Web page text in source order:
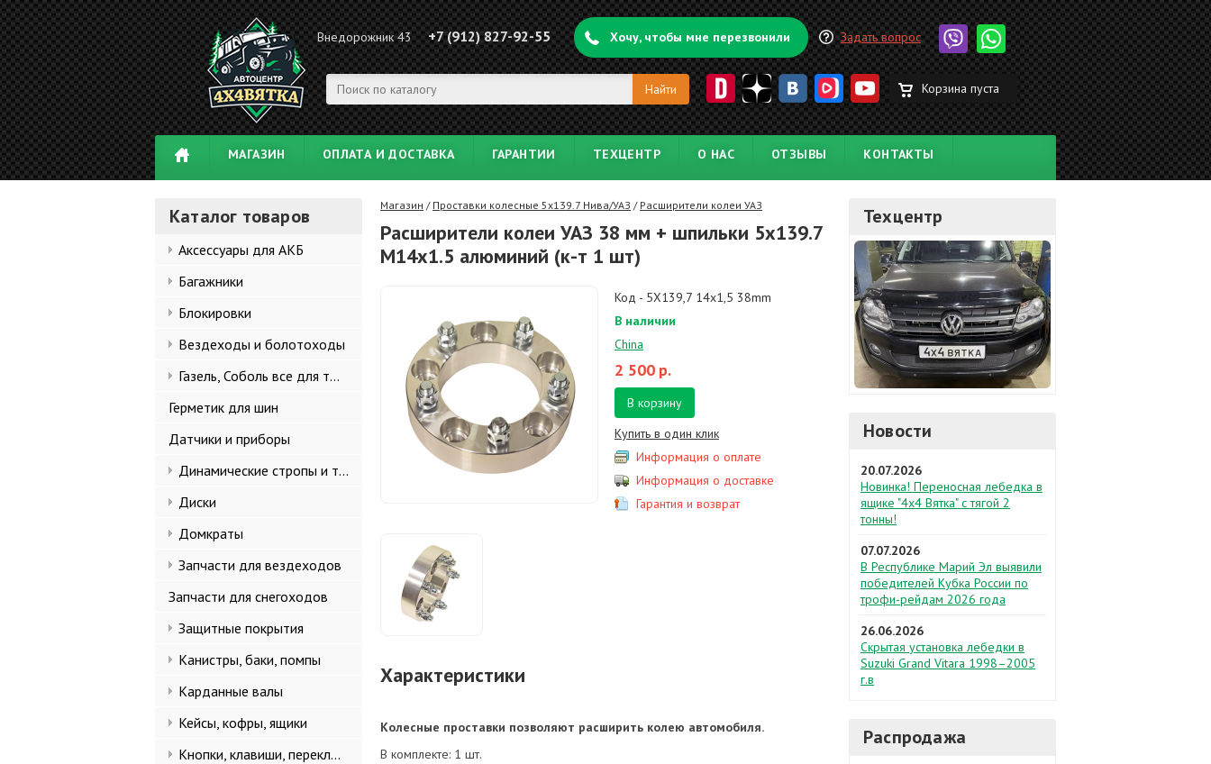
Внедорожник 43 +7 (912) 827-92-55 Хочу, чтобы мне перезвонили Задать вопрос
Корзина пуста
МАГАЗИН ОПЛАТА И ДОСТАВКА ГАРАНТИИ ТЕХЦЕНТР О НАС ОТЗЫВЫ КОНТАКТЫ
Каталог товаров
Аксессуары для АКБ
Багажники
Блокировки
Вездеходы и болотоходы
Газель, Соболь все для тюнинга
Герметик для шин
Датчики и приборы
Динамические стропы и такелаж
Диски
Домкраты
Запчасти для вездеходов
Запчасти для снегоходов
Защитные покрытия
Канистры, баки, помпы
Карданные валы
Кейсы, кофры, ящики
Кнопки, клавиши, переключатели
Магазин / Проставки колесные 5х139.7 Нива/УАЗ / Расширители колеи УАЗ
Расширители колеи УАЗ 38 мм + шпильки 5х139.7
М14х1.5 алюминий (к-т 1 шт)
Код - 5X139,7 14x1,5 38mm
В наличии
China
2 500 р.
В корзину
Купить в один клик
Информация о оплате
Информация о доставке
Гарантия и возврат
Характеристики
Колесные проставки позволяют расширить колею автомобиля.
В комплекте: 1 шт.
Техцентр
Новости
20.07.2026
Новинка! Переносная лебедка в
ящике "4х4 Вятка" с тягой 2
тонны!
07.07.2026
В Республике Марий Эл выявили
победителей Кубка России по
трофи-рейдам 2026 года
26.06.2026
Скрытая установка лебедки в
Suzuki Grand Vitara 1998–2005
г.в
Распродажа